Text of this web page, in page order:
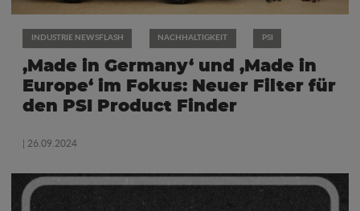
INDUSTRIE NEWSFLASH NACHHALTIGKEIT PSI
‚Made in Germany‘ und ‚Made in
Europe‘ im Fokus: Neuer Filter für
den PSI Product Finder
| 26.09.2024